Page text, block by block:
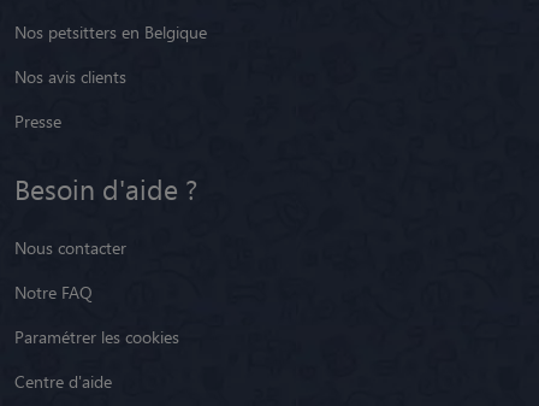
Nos petsitters en Belgique
Nos avis clients
Presse
Besoin d'aide ?
Nous contacter
Notre FAQ
Paramétrer les cookies
Centre d'aide